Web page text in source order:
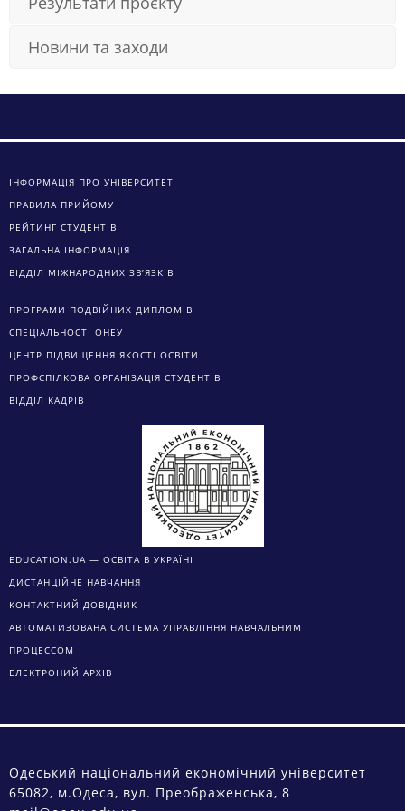
Новини та заходи
ІНФОРМАЦІЯ ПРО УНІВЕРСИТЕТ
ПРАВИЛА ПРИЙОМУ
РЕЙТИНГ СТУДЕНТІВ
ЗАГАЛЬНА ІНФОРМАЦІЯ
ВІДДІЛ МІЖНАРОДНИХ ЗВ’ЯЗКІВ
ПРОГРАМИ ПОДВІЙНИХ ДИПЛОМІВ
СПЕЦІАЛЬНОСТІ ОНЕУ
ЦЕНТР ПІДВИЩЕННЯ ЯКОСТІ ОСВІТИ
ПРОФСПІЛКОВА ОРГАНІЗАЦІЯ СТУДЕНТІВ
ВІДДІЛ КАДРІВ
EDUCATION.UA — ОСВІТА В УКРАЇНІ
ДИСТАНЦІЙНЕ НАВЧАННЯ
КОНТАКТНИЙ ДОВІДНИК
АВТОМАТИЗОВАНА СИСТЕМА УПРАВЛІННЯ НАВЧАЛЬНИМ
ПРОЦЕССОМ
ЕЛЕКТРОНИЙ АРХІВ
Одеський національний економічний університет
65082, м.Одеса, вул. Преображенська, 8